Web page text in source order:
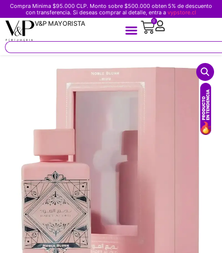
Compra Minima $95.000 CLP. Monto sobre $500.000 obten 5% de descuento
con transferencia. Si deseas comprar al detalle, entra a vypstore.cl
V&P MAYORISTA 0